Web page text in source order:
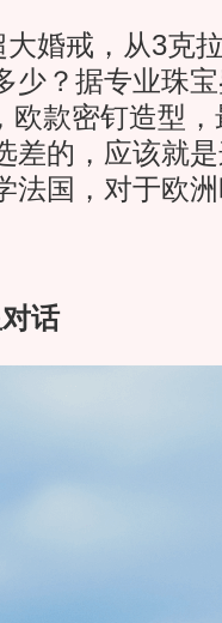
戒，从3克拉
少？据专业珠
欧款密钉造型
差的，应该就
法国，对于欧
话